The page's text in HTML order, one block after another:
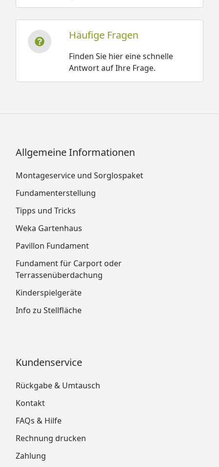
Häufige Fragen
Finden Sie hier eine schnelle
Antwort auf Ihre Frage.
Allgemeine Informationen
Montageservice und Sorglospaket
Fundamenterstellung
Tipps und Tricks
Weka Gartenhaus
Pavillon Fundament
Fundament für Carport oder
Terrassenüberdachung
Kinderspielgeräte
Info zu Stellfläche
Kundenservice
Rückgabe & Umtausch
Kontakt
FAQs & Hilfe
Rechnung drucken
Zahlung